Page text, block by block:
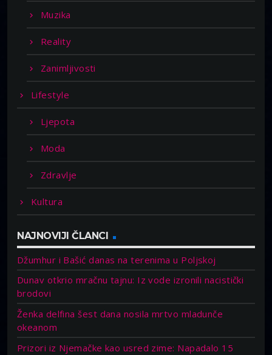
Muzika
Reality
Zanimljivosti
Lifestyle
Ljepota
Moda
Zdravlje
Kultura
NAJNOVIJI ČLANCI
Džumhur i Bašić danas na terenima u Poljskoj
Dunav otkrio mračnu tajnu: Iz vode izronili nacistički
brodovi
Ženka delfina šest dana nosila mrtvo mladunče
okeanom
Prizori iz Njemačke kao usred zime: Napadalo 15